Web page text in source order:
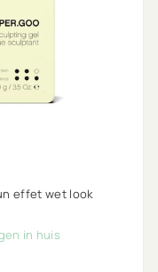
effet wet look
in huis